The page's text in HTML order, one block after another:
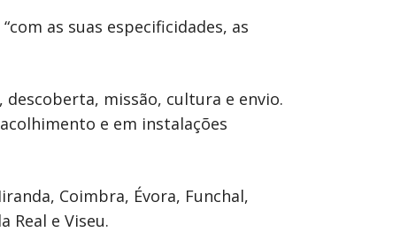
as suas especificidades, as
missão, cultura e envio.
e em instalações
Coimbra, Évora, Funchal,
Real e Viseu.